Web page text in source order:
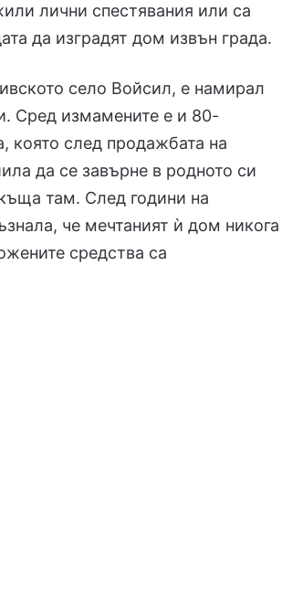
лични спестявания или са
да изградят дом извън града.
село Войсил, е намирал
Сред измамените е и 80-
която след продажбата на
да се завърне в родното си
там. След години на
че мечтаният ѝ дом никога
средства са